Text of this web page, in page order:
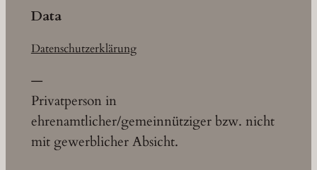
Data
Datenschutzerklärung
—
Privatperson in
ehrenamtlicher/gemeinnütziger bzw. nicht
mit gewerblicher Absicht.